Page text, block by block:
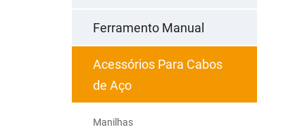
Ferramento Manual
Acessórios Para Cabos
de Aço
Manilhas